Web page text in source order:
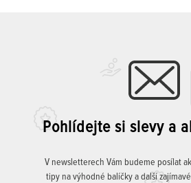
Pohlídejte si slevy a
V newsletterech Vám budeme posílat
tipy na výhodné balíčky a další